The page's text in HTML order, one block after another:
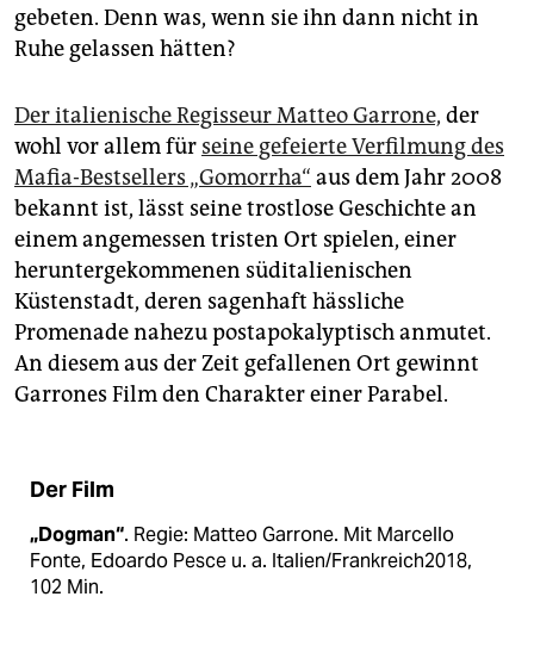
gebeten. Denn was, wenn sie ihn dann nicht in
Ruhe gelassen hätten?
Der italienische Regisseur Matteo Garrone, der
wohl vor allem für seine gefeierte Verfilmung des
Mafia-Bestsellers „Gomorrha“ aus dem Jahr 2008
bekannt ist, lässt seine trostlose Geschichte an
einem angemessen tristen Ort spielen, einer
heruntergekommenen süditalienischen
Küstenstadt, deren sagenhaft hässliche
Promenade nahezu postapokalyptisch anmutet.
An diesem aus der Zeit gefallenen Ort gewinnt
Garrones Film den Charakter einer Parabel.
Der Film
„Dogman“. Regie: Matteo Garrone. Mit Marcello
Fonte, Edoardo Pesce u. a. Italien/Frankreich2018,
102 Min.